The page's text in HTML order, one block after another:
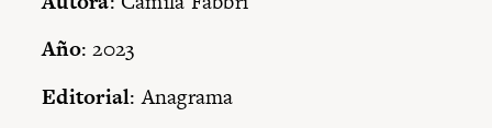
Año: 2023
Editorial: Anagrama